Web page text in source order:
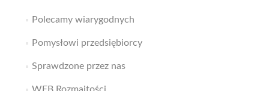
Polecamy wiarygodnych
Pomysłowi przedsiębiorcy
Sprawdzone przez nas